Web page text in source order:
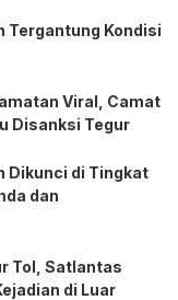
Tergantung Kondisi
Viral, Camat
Disanksi Tegur
Dikunci di Tingkat
dan
Tol, Satlantas
di Luar